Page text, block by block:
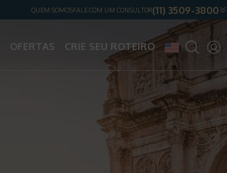
QUEM SOMOSFALE COM UM CONSULTOR(11) 3509-3800
OFERTAS CRIE SEU ROTEIRO